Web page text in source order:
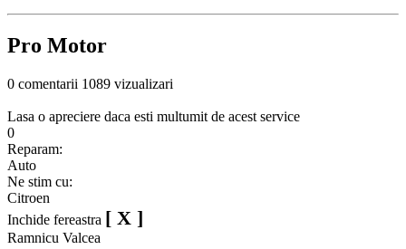
Pro Motor
0 comentarii 1089 vizualizari
Lasa o apreciere daca esti multumit de acest service
0
Reparam:
Auto
Ne stim cu:
Citroen
Inchide fereastra [ X ]
Ramnicu Valcea